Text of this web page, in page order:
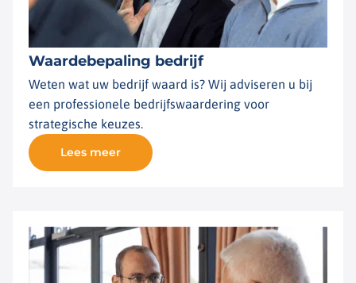
Waardebepaling bedrijf
Weten wat uw bedrijf waard is? Wij adviseren u bij
een professionele bedrijfswaardering voor
strategische keuzes.
Lees meer